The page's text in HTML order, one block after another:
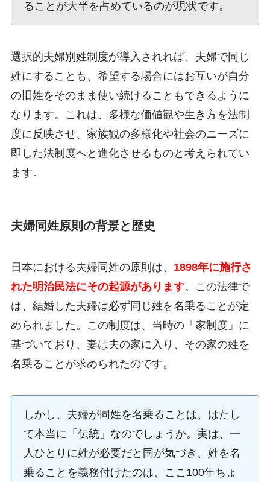
ることが大半を占めているのが現状です。
選択的夫婦別姓制度が導入されれば、夫婦で同じ
姓にすることも、希望する場合にはお互いが自分
の旧姓をそのまま使い続けることもできるように
なります。これは、多様な価値観や生き方を法制
度に反映させ、家族観の多様化や社会のニーズに
即した法制度へと進化させるものと考えられてい
ます。
夫婦同姓原則の背景と歴史
日本における夫婦同姓の原則は、 1898年に施行さ
れた明治民法にその起源があります。この法律で
は、結婚した夫婦は必ず同じ姓を名乗ることが定
められました。この制度は、当時の「家制度」に
基づいており、妻は夫の家に入り、その家の姓を
名乗ることが求められたのです。
しかし、夫婦が同姓を名乗ることは、はたし
て本当に「伝統」なのでしょうか。実は、一
人ひとりに姓が必要だと国が気づき、姓を名
乗ることを義務付けたのは、ここ100年ちょ